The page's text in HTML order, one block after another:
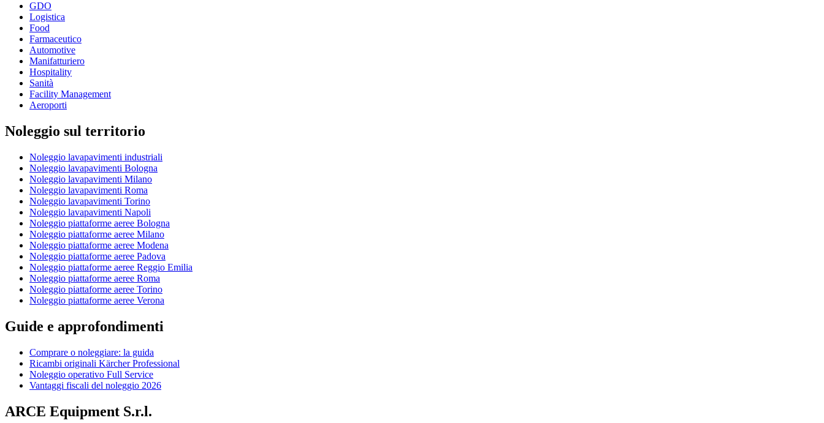
GDO
Logistica
Food
Farmaceutico
Automotive
Manifatturiero
Hospitality
Sanità
Facility Management
Aeroporti
Noleggio sul territorio
Noleggio lavapavimenti industriali
Noleggio lavapavimenti Bologna
Noleggio lavapavimenti Milano
Noleggio lavapavimenti Roma
Noleggio lavapavimenti Torino
Noleggio lavapavimenti Napoli
Noleggio piattaforme aeree Bologna
Noleggio piattaforme aeree Milano
Noleggio piattaforme aeree Modena
Noleggio piattaforme aeree Padova
Noleggio piattaforme aeree Reggio Emilia
Noleggio piattaforme aeree Roma
Noleggio piattaforme aeree Torino
Noleggio piattaforme aeree Verona
Guide e approfondimenti
Comprare o noleggiare: la guida
Ricambi originali Kärcher Professional
Noleggio operativo Full Service
Vantaggi fiscali del noleggio 2026
ARCE Equipment S.r.l.